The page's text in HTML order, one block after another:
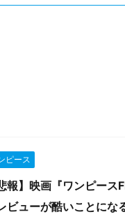
ピース
悲報】映画『ワンピース
ビューが酷いことにな